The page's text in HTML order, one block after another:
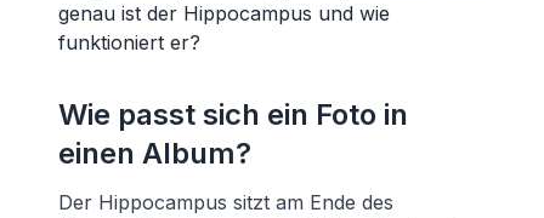
genau ist der Hippocampus und wie
funktioniert er?
Wie passt sich ein Foto in
einen Album?
Der Hippocampus sitzt am Ende des